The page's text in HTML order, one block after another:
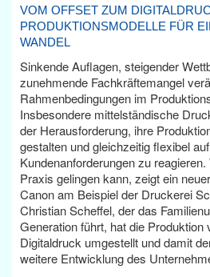
VOM OFFSET ZUM
PRODUKTIONSMODELLE FÜR
WANDEL
Sinkende Auflagen, steigender
zunehmende Fachkräftemangel
Rahmenbedingungen im
Insbesondere mittelständische
der Herausforderung, ihre
gestalten und gleichzeitig flexibel
Kundenanforderungen zu
Praxis gelingen kann, zeigt ein
Canon am Beispiel der Druckerei
Christian Scheffel, der das
Generation führt, hat die Produktion
Digitaldruck umgestellt und damit
weitere Entwicklung des